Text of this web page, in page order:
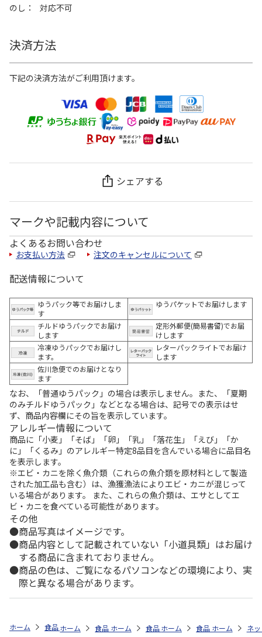
のし
対応不可
決済方法
下記の決済方法がご利用頂けます。
シェアする
マークや記載内容について
よくあるお問い合わせ
お支払い方法 注文のキャンセルについて
配送情報について
ゆうパック等でお届けしま
す
ゆうパケットでお届けします
チルドゆうパックでお届け
します
定形外郵便(簡易書留)でお届
けします
冷凍ゆうパックでお届けし
ます。
レターパックライトでお届け
します
佐川急便でのお届けとなり
ます
なお、「普通ゆうパック」の場合は表示しません。また、「夏期
のみチルドゆうパック」などとなる場合は、記号での表示はせ
ず、商品内容欄にその旨を表示しています。
アレルギー情報について
商品に「小麦」「そば」「卵」「乳」「落花生」「えび」「か
に」「くるみ」のアレルギー特定8品目を含んでいる場合に品目名
を表示します。
※エビ・カニを除く魚介類（これらの魚介類を原材料として製造
された加工品も含む）は、漁獲漁法によりエビ・カニが混じって
いる場合があります。 また、これらの魚介類は、エサとしてエ
ビ・カニを食べている可能性があります。
その他
商品写真はイメージです。
商品内容として記載されていない「小道具類」はお届け
する商品に含まれておりません。
商品の色は、ご覧になるパソコンなどの環境により、実
際と異なる場合があります。
ホーム 食品・グルメストア おせち料理特集・通販 2027年 カテゴリ
ホーム 食品・グルメストア おせち料理特集・通販
ホーム 食品・グルメストア おせち料理
ホーム 食品・グルメストア
ホーム ネ